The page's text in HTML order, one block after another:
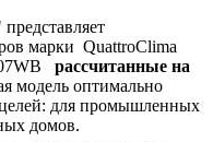
марки QuattroClima
рассчитанные на
модель оптимально
для промышленных
домов.